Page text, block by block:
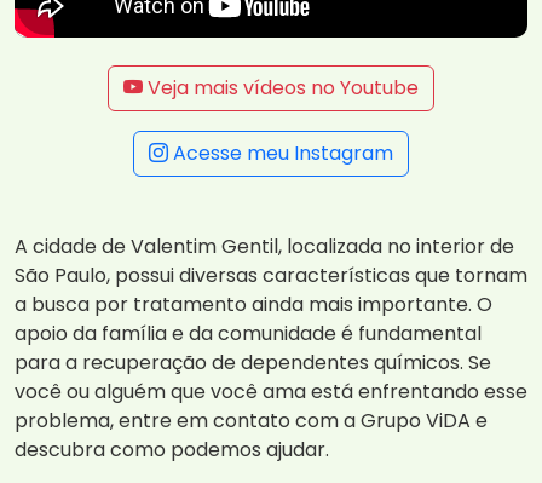
Veja mais vídeos no Youtube
Acesse meu Instagram
A cidade de Valentim Gentil, localizada no interior de
São Paulo, possui diversas características que tornam
a busca por tratamento ainda mais importante. O
apoio da família e da comunidade é fundamental
para a recuperação de dependentes químicos. Se
você ou alguém que você ama está enfrentando esse
problema, entre em contato com a Grupo ViDA e
descubra como podemos ajudar.